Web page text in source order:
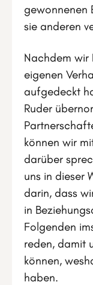
gewonnenen
sie anderen
Nachdem wir
eigenen
aufgedeckt
Ruder
können wir
darüber
uns in dieser
darin, dass
in
Folgenden
reden, damit
können,
haben.